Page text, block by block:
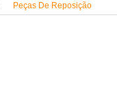
Peças De Reposição